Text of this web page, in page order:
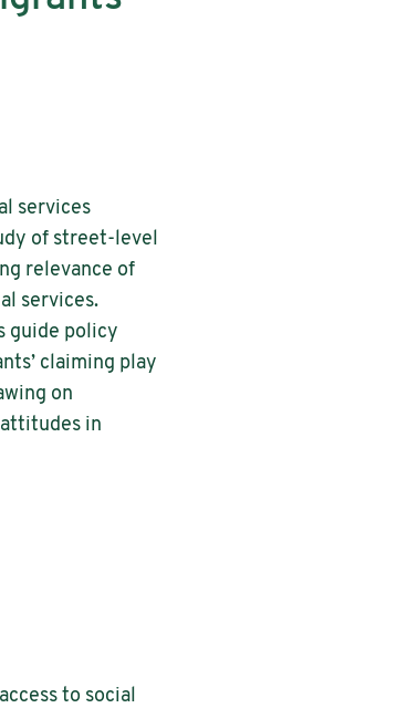
services
of street-level
relevance of
services.
guide policy
claiming play
on
in
to social